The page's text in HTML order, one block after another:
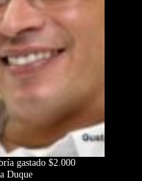
gastado $2.000
Duque